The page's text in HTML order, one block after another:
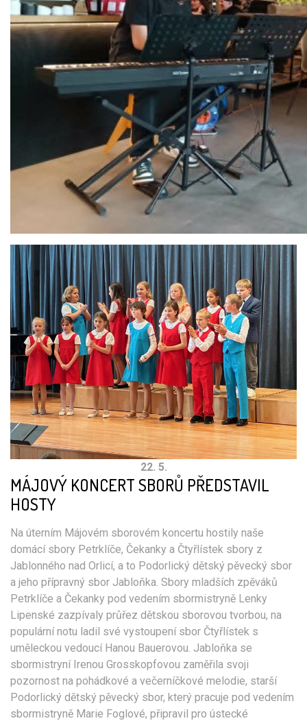
22. 5.
MÁJOVÝ KONCERT SBORŮ PŘEDSTAVIL
HOSTY
Na úterním Májovém sborovém koncertu hostily naše
domácí sbory Petrklíče, Čekanky a Čtyřlístek sbory z
Jablonného nad Orlicí, a to Podorlický dětský pěvecký sbor
a jeho přípravný sbor Jabloňka. Sbory mladších zpěváků
Petrklíče a Čekanky pod vedením sbormistryně Lenky
Lipenské zazpívaly průřez dětskou sborovou tvorbou, na
populární notu ladil své vystoupení sbor Čtyřlístek s
uměleckou vedoucí Hanou Bauerovou. Jabloňka se
sbormistryní Irenou Grosskopfovou zaměřila svoji
pozornost na pohádkové a večerníčkové melodie, starší
Podorlický dětský pěvecký sbor, který pracuje pod vedením
sbormistryně Marie Foglové, připravil pro ústecké